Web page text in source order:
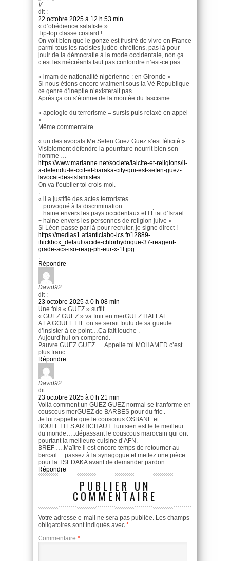
V
dit :
22 octobre 2025 à 12 h 53 min
« d’obédience salafiste »
Tip-top classe costard !
On voit bien que le gonze est frustré de vivre en France
parmi tous les racistes judéo-chrétiens, pas là pour
jouir de la démocratie à la mode occidentale, non ça
c’est les mécréants faut pas confondre n’est-ce pas …
.
« imam de nationalité nigérienne : en Gironde »
Si nous étions encore vraiment sous la Vè République
ce genre d’ineptie n’existerait pas.
Après ça on s’étonne de la montée du fascisme …
.
« apologie du terrorisme = sursis puis relaxé en appel
»
Même commentaire
.
« un des avocats Me Sefen Guez Guez s’est félicité »
Visiblement défendre la pourriture nourrit bien son
homme …
https://www.marianne.net/societe/laicite-et-religions/il-
a-defendu-le-ccif-et-baraka-city-qui-est-sefen-guez-
lavocat-des-islamistes
On va t’oublier toi crois-moi.
.
« il a justifié des actes terroristes
+ provoqué à la discrimination
+ haine envers les pays occidentaux et l’État d’Israël
+ haine envers les personnes de religion juive »
Si Léon passe par là pour recruter, je signe direct !
https://medias1.atlanticlabo-ics.fr/12889-
thickbox_default/acide-chlorhydrique-37-reagent-
grade-acs-iso-reag-ph-eur-x-1l.jpg
.
Répondre
David92
dit :
23 octobre 2025 à 0 h 08 min
Une fois « GUEZ » suffit
« GUEZ GUEZ » va finir en merGUEZ HALLAL.
A LA GOULETTE on se serait foutu de sa gueule
d’insister à ce point…Ça fait louche .
Aujourd’hui on comprend.
Pauvre GUEZ GUEZ…..Appelle toi MOHAMED c’est
plus franc .
Répondre
David92
dit :
23 octobre 2025 à 0 h 21 min
Voilà comment un GUEZ GUEZ normal se tranforme en
couscous merGUEZ de BARBES pour du fric .
Je lui rappelle que le couscous OSBANE et
BOULETTES ARTICHAUT Tunisien est le le meilleur
du monde…..dépassant le couscous marocain qui ont
pourtant la meilleure cuisine d’AFN.
BREF ….Maître il est encore temps de retourner au
bercail….passez à la synagogue et mettez une pièce
pour la TSEDAKA avant de demander pardon .
Répondre
PUBLIER UN
COMMENTAIRE
Votre adresse e-mail ne sera pas publiée. Les champs
obligatoires sont indiqués avec *
Commentaire *